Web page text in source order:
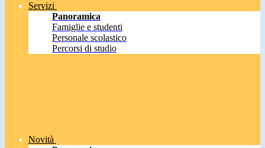
Servizi
Panoramica
Famiglie e studenti
Personale scolastico
Percorsi di studio
Novità